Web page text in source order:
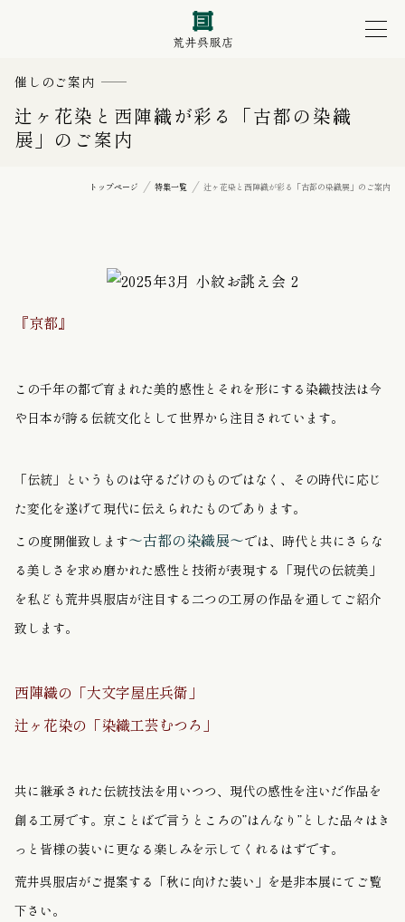
催しのご案内
辻ヶ花染と西陣織が彩る「古都の染織
展」のご案内
トップページ 特集一覧 辻ヶ花染と西陣織が彩る「古都の染織展」のご案内
『京都』
この千年の都で育まれた美的感性とそれを形にする染織技法は今
や日本が誇る伝統文化として世界から注目されています。
「伝統」というものは守るだけのものではなく、その時代に応じ
た変化を遂げて現代に伝えられたものであります。
この度開催致します〜古都の染織展〜では、時代と共にさらな
る美しさを求め磨かれた感性と技術が表現する「現代の伝統美」
を私ども荒井呉服店が注目する二つの工房の作品を通してご紹介
致します。
西陣織の「大文字屋庄兵衛」
辻ヶ花染の「染織工芸むつろ」
共に継承された伝統技法を用いつつ、現代の感性を注いだ作品を
創る工房です。京ことばで言うところの”はんなり”とした品々はき
っと皆様の装いに更なる楽しみを示してくれるはずです。
荒井呉服店がご提案する「秋に向けた装い」を是非本展にてご覧
下さい。